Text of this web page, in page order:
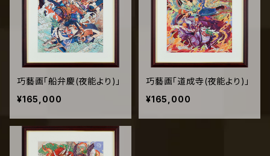
巧藝画「船弁慶(夜能より)」
¥165,000
巧藝画「道成寺(夜能より)」
¥165,000